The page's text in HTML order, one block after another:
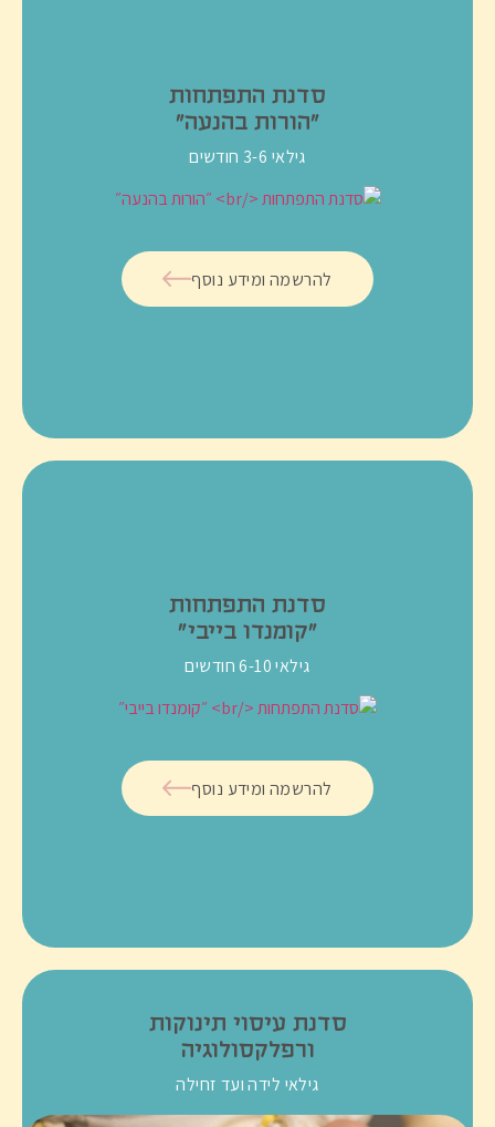
סדנת התפתחות
״הורות בהנעה״
גילאי 3-6 חודשים
להרשמה ומידע נוסף
סדנת התפתחות
״קומנדו בייבי״
גילאי 6-10 חודשים
להרשמה ומידע נוסף
סדנת עיסוי תינוקות
ורפלקסולוגיה
גילאי לידה ועד זחילה